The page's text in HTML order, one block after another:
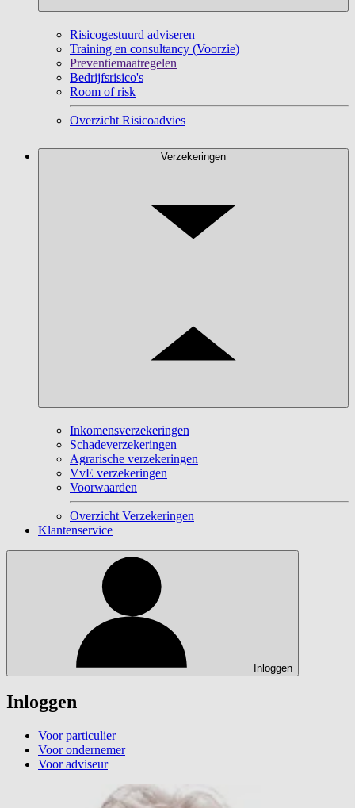
Risicogestuurd adviseren
Training en consultancy (Voorzie)
Preventiemaatregelen
Bedrijfsrisico's
Room of risk
Overzicht Risicoadvies
Verzekeringen
Inkomensverzekeringen
Schadeverzekeringen
Agrarische verzekeringen
VvE verzekeringen
Voorwaarden
Overzicht Verzekeringen
Klantenservice
Inloggen
Inloggen
Voor particulier
Voor ondernemer
Voor adviseur